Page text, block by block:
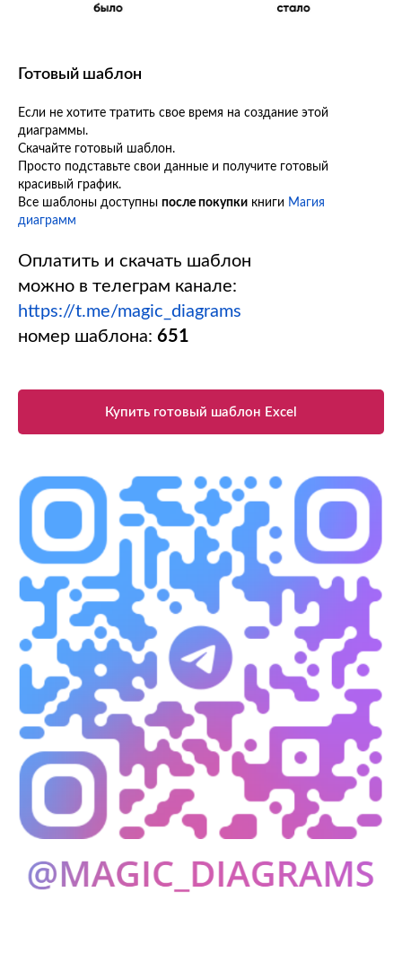
Готовый шаблон
Если не хотите тратить свое время на создание этой
диаграммы.
Скачайте готовый шаблон.
Просто подставьте свои данные и получите готовый
красивый график.
Все шаблоны доступны после покупки книги Магия
диаграмм
Оплатить и скачать шаблон
можно в телеграм канале:
https://t.me/magic_diagrams
номер шаблона: 651
Купить готовый шаблон Excel